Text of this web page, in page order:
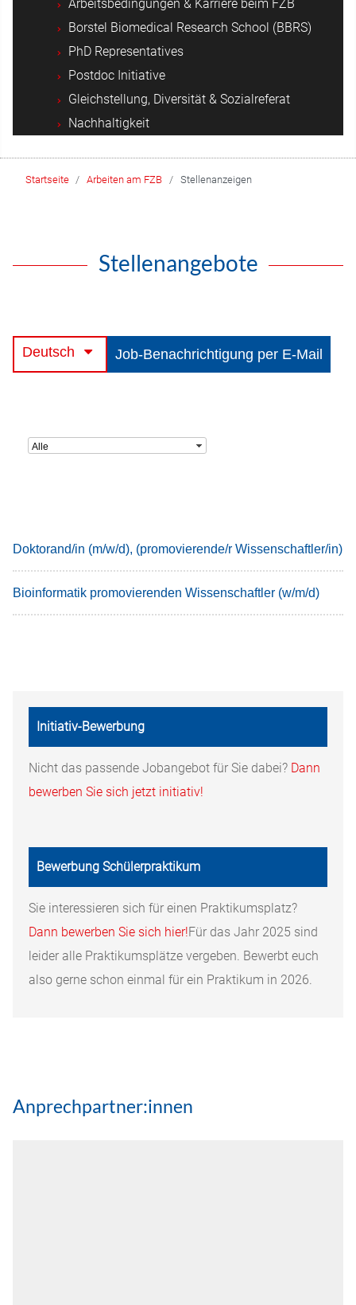
Arbeitsbedingungen & Karriere beim FZB
Borstel Biomedical Research School (BBRS)
PhD Representatives
Postdoc Initiative
Gleichstellung, Diversität & Sozialreferat
Nachhaltigkeit
Startseite Arbeiten am FZB Stellenanzeigen
Stellenangebote
Deutsch Job-Benachrichtigung per E-Mail
Alle
Doktorand/in (m/w/d), (promovierende/r Wissenschaftler/in)
Bioinformatik promovierenden Wissenschaftler (w/m/d)
Initiativ-Bewerbung
Nicht das passende Jobangebot für Sie dabei? Dann
bewerben Sie sich jetzt initiativ!
Bewerbung Schülerpraktikum
Sie interessieren sich für einen Praktikumsplatz?
Dann bewerben Sie sich hier!Für das Jahr 2025 sind
leider alle Praktikumsplätze vergeben. Bewerbt euch
also gerne schon einmal für ein Praktikum in 2026.
Anprechpartner:innen